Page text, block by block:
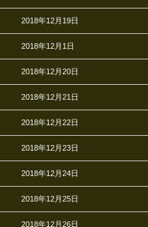
2018年12月19日
2018年12月1日
2018年12月20日
2018年12月21日
2018年12月22日
2018年12月23日
2018年12月24日
2018年12月25日
2018年12月26日